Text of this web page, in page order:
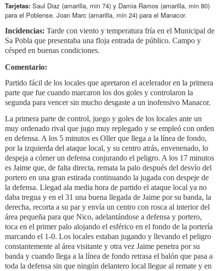
Tarjetas: Saul Diaz (amarilla, min 74) y Damia Ramos (amarilla, min 80)
para el Poblense. Joan Marc (amarilla, min 24) para el Manacor.
Incidencias: Tarde con viento y temperatura fría en el Municipal de
Sa Pobla que presentaba una floja entrada de público. Campo y
césped en buenas condiciones.
Comentario:
Partido fácil de los locales que apretaron el acelerador en la primera
parte que fue cuando marcaron los dos goles y controlaron la
segunda para vencer sin mucho desgaste a un inofensivo Manacor.
La primera parte de control, juego y goles de los locales ante un
muy ordenado rival que jugo muy replegado y se empleó con orden
en defensa. A los 5 minutos es Oller que llega a la línea de fondo,
por la izquierda del ataque local, y su centro atrás, envenenado, lo
despeja a córner un defensa conjurando el peligro. A los 17 minutos
es Jaime que, de falta directa, remata la palo después del desvío del
portero en una gran estirada continuando la jugada con despeje de
la defensa. Llegad ala media hora de partido el ataque local ya no
daba tregua y en el 31 una buena llegada de Jaime por su banda, la
derecha, recorta a su par y envía un centro con rosca al interior del
área pequeña para que Nico, adelantándose a defensa y portero,
toca en el primer palo alojando el esférico en el fondo de la portería
marcando el 1-0. Los locales estaban jugando y llevando el peligro
constantemente al área visitante y otra vez Jaime penetra por su
banda y cuando llega a la línea de fondo retrasa el balón que pasa a
toda la defensa sin que ningún delantero local llegue al remate y en